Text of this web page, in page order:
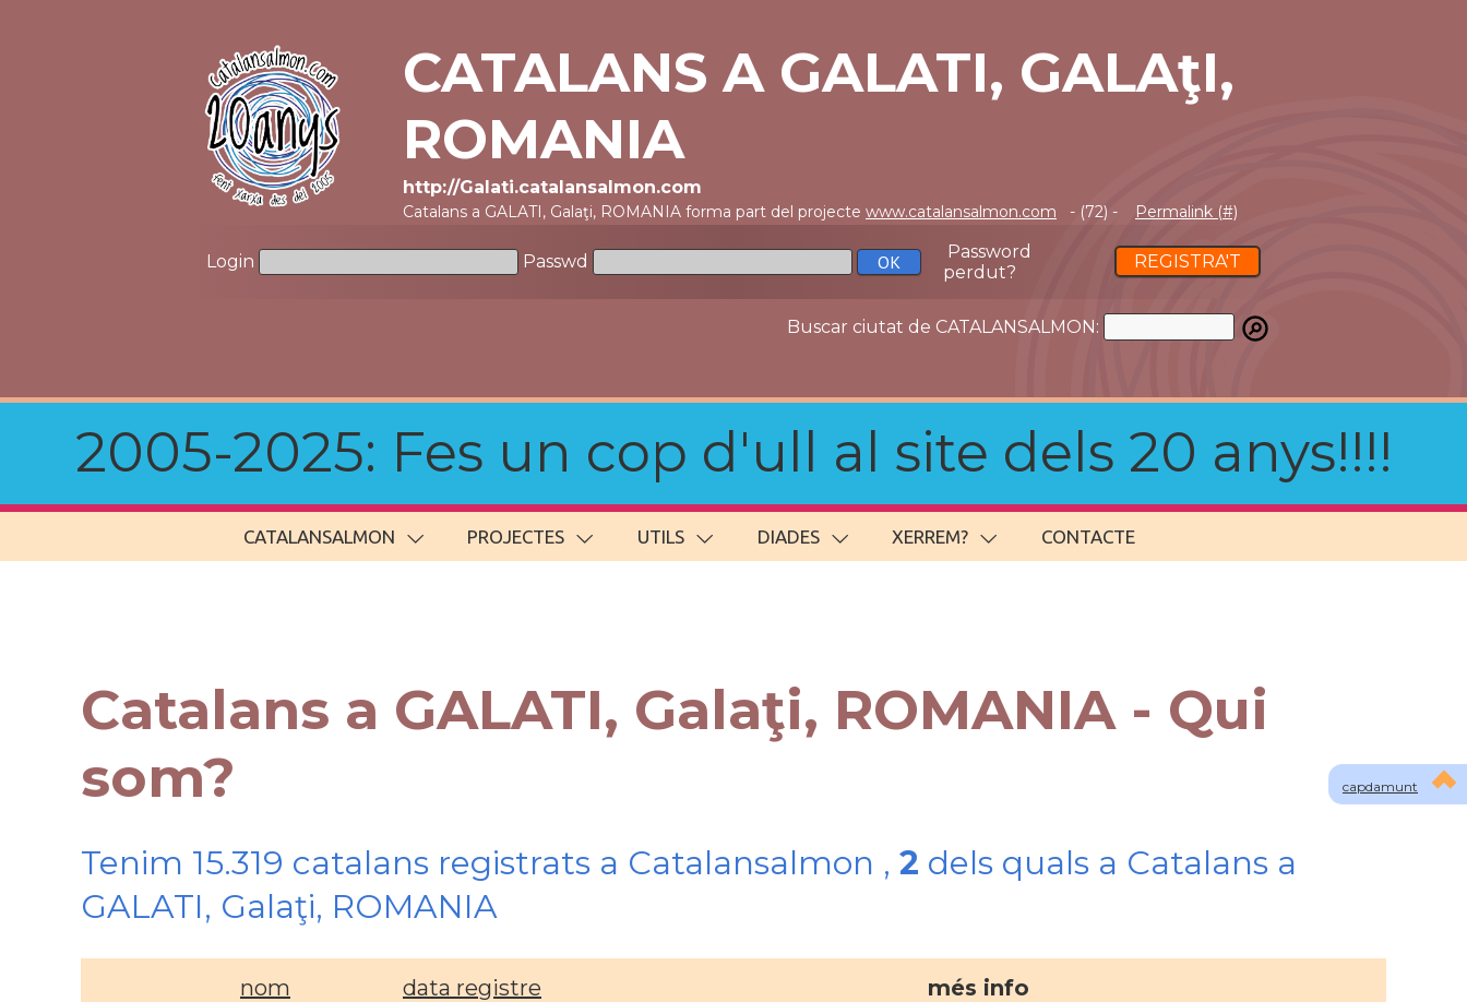
CATALANS A GALATI, GALAţI,
ROMANIA
http://Galati.catalansalmon.com
Catalans a GALATI, Galaţi, ROMANIA forma part del projecte www.catalansalmon.com - (72) - Permalink (#)
Login Passwd
Password
perdut?
REGISTRA'T
Buscar ciutat de CATALANSALMON:
2005-2025: Fes un cop d'ull al site dels 20 anys!!!!
CATALANSALMON PROJECTES UTILS DIADES XERREM? CONTACTE
capdamunt
Catalans a GALATI, Galaţi, ROMANIA - Qui
som?
Tenim 15.319 catalans registrats a Catalansalmon , 2 dels quals a Catalans a
GALATI, Galaţi, ROMANIA
nom data registre més info